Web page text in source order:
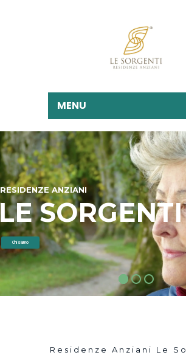
MENU
Chi siamo
SORGENTI
RESIDENZE ANZIANI
Residenze Anziani Le